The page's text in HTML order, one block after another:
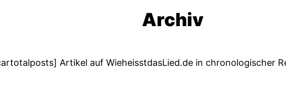
Archiv
Artikel auf WieheisstdasLied.de in chronologischer